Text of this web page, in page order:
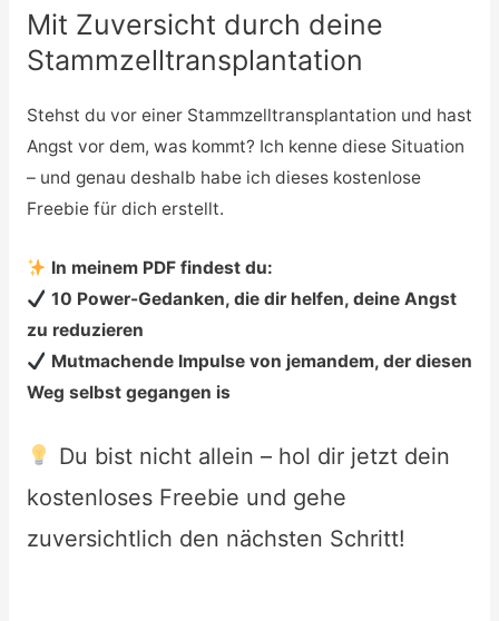
Mit Zuversicht durch deine
Stammzelltransplantation
Stehst du vor einer Stammzelltransplantation und hast
Angst vor dem, was kommt? Ich kenne diese Situation
– und genau deshalb habe ich dieses kostenlose
Freebie für dich erstellt.
In meinem PDF findest du:
10 Power-Gedanken, die dir helfen, deine Angst
zu reduzieren
Mutmachende Impulse von jemandem, der diesen
Weg selbst gegangen is
Du bist nicht allein – hol dir jetzt dein
kostenloses Freebie und gehe
zuversichtlich den nächsten Schritt!